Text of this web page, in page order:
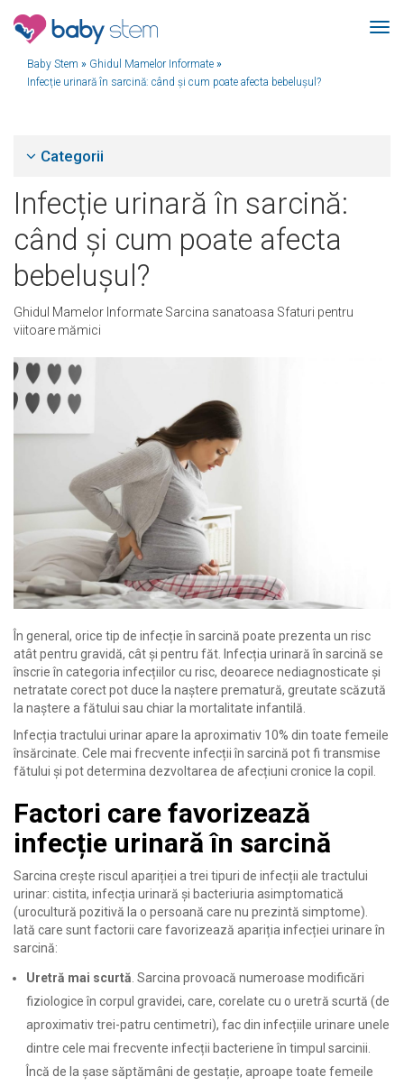
Baby Stem » Ghidul Mamelor Informate »
Infecție urinară în sarcină: când și cum poate afecta bebelușul?
Categorii
Infecție urinară în sarcină:
când și cum poate afecta
bebelușul?
Ghidul Mamelor Informate Sarcina sanatoasa Sfaturi pentru
viitoare mămici
În general, orice tip de infecție în sarcină poate prezenta un risc
atât pentru gravidă, cât și pentru făt. Infecția urinară în sarcină se
înscrie în categoria infecțiilor cu risc, deoarece nediagnosticate și
netratate corect pot duce la naștere prematură, greutate scăzută
la naștere a fătului sau chiar la mortalitate infantilă.
Infecția tractului urinar apare la aproximativ 10% din toate femeile
însărcinate. Cele mai frecvente infecții în sarcină pot fi transmise
fătului și pot determina dezvoltarea de afecțiuni cronice la copil.
Factori care favorizează
infecție urinară în sarcină
Sarcina crește riscul apariției a trei tipuri de infecții ale tractului
urinar: cistita, infecția urinară și bacteriuria asimptomatică
(urocultură pozitivă la o persoană care nu prezintă simptome).
Iată care sunt factorii care favorizează apariția infecției urinare în
sarcină:
Uretră mai scurtă . Sarcina provoacă numeroase modificări
fiziologice în corpul gravidei, care, corelate cu o uretră scurtă (de
aproximativ trei-patru centimetri), fac din infecțiile urinare unele
dintre cele mai frecvente infecții bacteriene în timpul sarcinii.
Încă de la șase săptămâni de gestație, aproape toate femeile